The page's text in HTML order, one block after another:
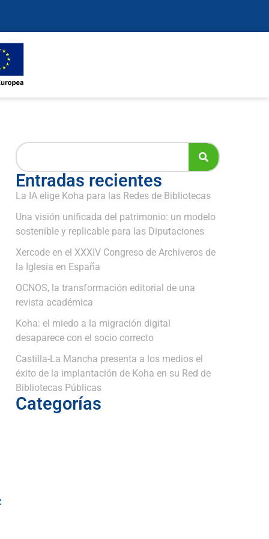
Entradas recientes
La IA elige Koha para las Redes de Bibliotecas
Una visión unificada del patrimonio: un modelo
sostenible y replicable para las Diputaciones
Xercode en el XXXIV Congreso de Archiveros de
la Iglesia en España
OCNOS, la transformación editorial de una
revista académica
Koha: el miedo a la migración digital
desaparece con el socio correcto
Castilla-La Mancha presenta a los medios el
éxito de la implantación de Koha en su Red de
Bibliotecas Públicas
Categorías